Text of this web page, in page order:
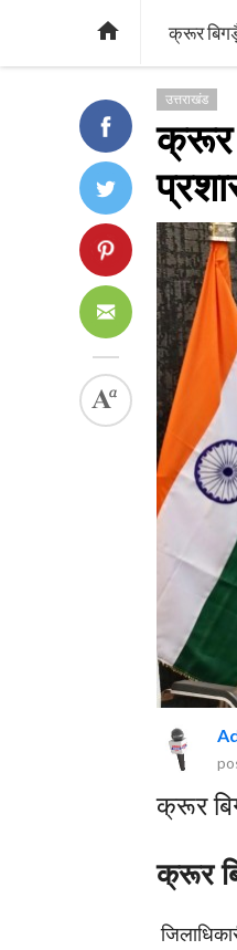
 क्रूर
उत्तराखंड
क्रूर
क्रूर
क्रूर